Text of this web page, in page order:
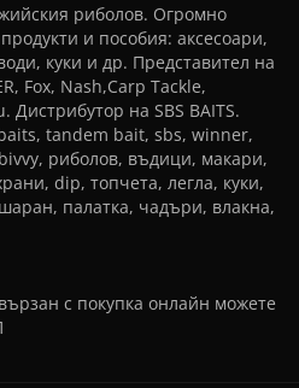
риболов. Огромно
и пособия: аксесоари,
куки и др. Представител на
Fox, Nash,Carp Tackle,
Дистрибутор на SBS BAITS.
tandem bait, sbs, winner,
риболов, въдици, макари,
dip, топчета, легла, куки,
палатка, чадъри, влакна,
с покупка онлайн можете